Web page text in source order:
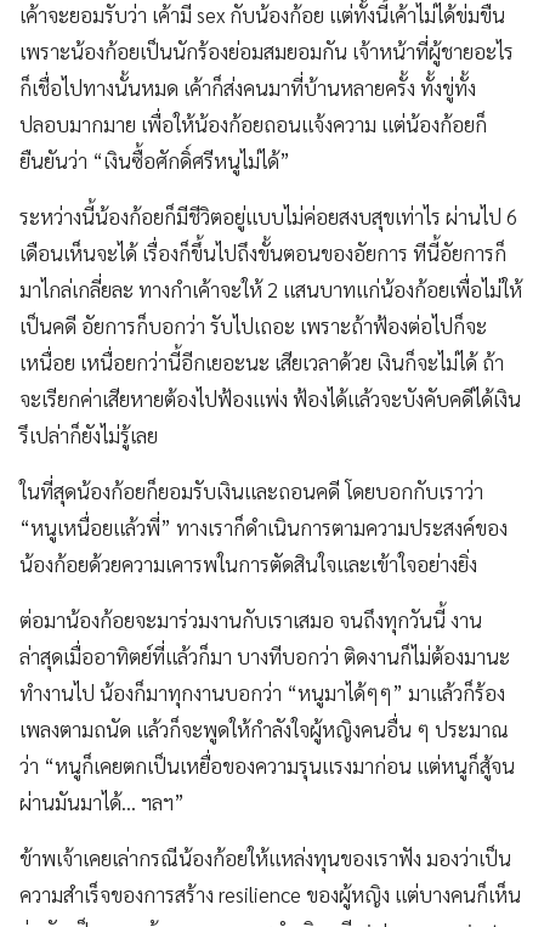
เค้าจะยอมรับว่า เค้ามี sex กับน้องก้อย แต่ทั้งนี้เค้าไม่ได้ข่มขืน
เพราะน้องก้อยเป็นนักร้องย่อมสมยอมกัน เจ้าหน้าที่ผู้ชายอะไร
ก็เชื่อไปทางนั้นหมด เค้าก็ส่งคนมาที่บ้านหลายครั้ง ทั้งขู่ทั้ง
ปลอบมากมาย เพื่อให้น้องก้อยถอนแจ้งความ แต่น้องก้อยก็
ยืนยันว่า “เงินซื้อศักดิ์ศรีหนูไม่ได้”
ระหว่างนี้น้องก้อยก็มีชีวิตอยู่แบบไม่ค่อยสงบสุขเท่าไร ผ่านไป 6
เดือนเห็นจะได้ เรื่องก็ขึ้นไปถึงขั้นตอนของอัยการ ทีนี้อัยการก็
มาไกล่เกลี่ยละ ทางกำเค้าจะให้ 2 แสนบาทแก่น้องก้อยเพื่อไม่ให้
เป็นคดี อัยการก็บอกว่า รับไปเถอะ เพราะถ้าฟ้องต่อไปก็จะ
เหนื่อย เหนื่อยกว่านี้อีกเยอะนะ เสียเวลาด้วย เงินก็จะไม่ได้ ถ้า
จะเรียกค่าเสียหายต้องไปฟ้องแพ่ง ฟ้องได้แล้วจะบังคับคดีได้เงิน
รึเปล่าก็ยังไม่รู้เลย
ในที่สุดน้องก้อยก็ยอมรับเงินและถอนคดี โดยบอกกับเราว่า
“หนูเหนื่อยแล้วพี่” ทางเราก็ดำเนินการตามความประสงค์ของ
น้องก้อยด้วยความเคารพในการตัดสินใจและเข้าใจอย่างยิ่ง
ต่อมาน้องก้อยจะมาร่วมงานกับเราเสมอ จนถึงทุกวันนี้ งาน
ล่าสุดเมื่ออาทิตย์ที่แล้วก็มา บางทีบอกว่า ติดงานก็ไม่ต้องมานะ
ทำงานไป น้องก็มาทุกงานบอกว่า “หนูมาได้ๆๆ” มาแล้วก็ร้อง
เพลงตามถนัด แล้วก็จะพูดให้กำลังใจผู้หญิงคนอื่น ๆ ประมาณ
ว่า “หนูก็เคยตกเป็นเหยื่อของความรุนแรงมาก่อน แต่หนูก็สู้จน
ผ่านมันมาได้… ฯลฯ”
ข้าพเจ้าเคยเล่ากรณีน้องก้อยให้แหล่งทุนของเราฟัง มองว่าเป็น
ความสำเร็จของการสร้าง resilience ของผู้หญิง แต่บางคนก็เห็น